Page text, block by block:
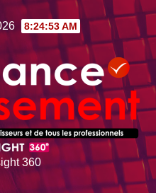
8:24:54 AM
360